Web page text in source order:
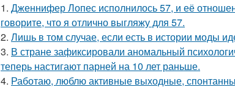
1. Дженнифер Лопес исполнилось 57, и её
говорите, что я отлично выгляжу для 57.
2. Лишь в том случае, если есть в истории моды
3. В стране зафиксировали аномальный
теперь настигают парней на 10 лет раньше.
4. Работаю, люблю активные выходные,